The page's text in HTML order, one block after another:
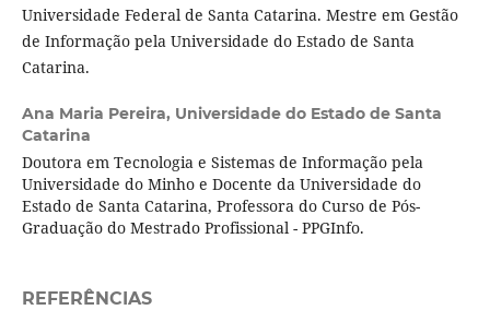
Universidade Federal de Santa Catarina. Mestre em Gestão
de Informação pela Universidade do Estado de Santa
Catarina.
Ana Maria Pereira, Universidade do Estado de Santa
Catarina
Doutora em Tecnologia e Sistemas de Informação pela
Universidade do Minho e Docente da Universidade do
Estado de Santa Catarina, Professora do Curso de Pós-
Graduação do Mestrado Profissional - PPGInfo.
REFERÊNCIAS